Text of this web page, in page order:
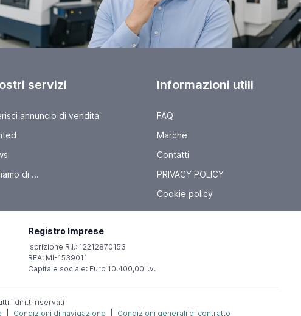
servizi
annuncio di vendita
di ...
Informazioni utili
FAQ
Marche
Contatti
PRIVACY POLICY
Cookie policy
Registro Imprese
Iscrizione R.I.: 12212870153
REA: MI-1539011
Capitale sociale: Euro 10.400,00 i.v.
i diritti riservati
Condizioni di navigazione Condizioni generali di contratto